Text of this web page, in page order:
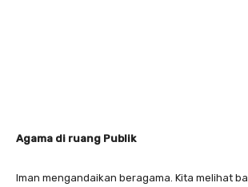
Agama di ruang Publik
Iman mengandaikan beragama. Kita melihat